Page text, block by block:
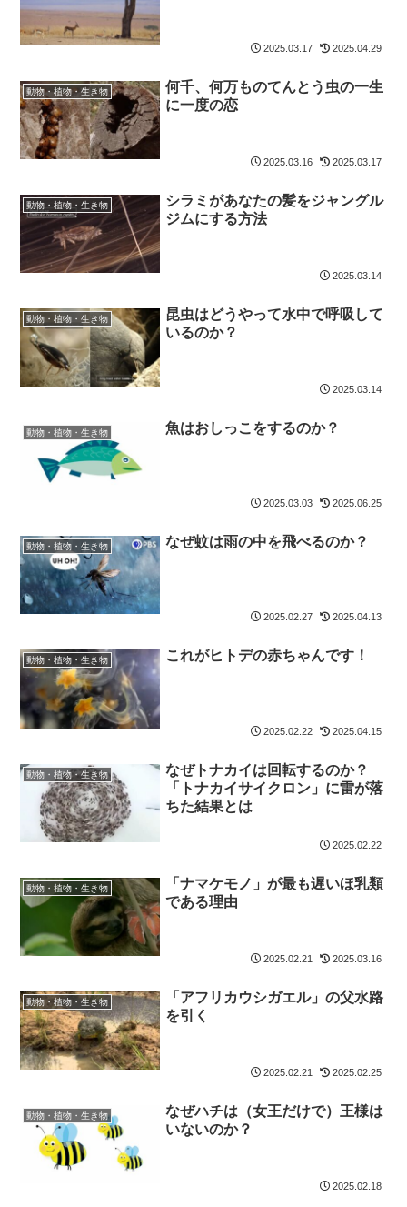
2025.03.17 2025.04.29
動物・植物・生き物
何千、何万ものてんとう虫の一生
に一度の恋
2025.03.16 2025.03.17
動物・植物・生き物
シラミがあなたの髪をジャングル
ジムにする方法
2025.03.14
動物・植物・生き物
昆虫はどうやって水中で呼吸して
いるのか？
2025.03.14
動物・植物・生き物 魚はおしっこをするのか？
2025.03.03 2025.06.25
動物・植物・生き物 なぜ蚊は雨の中を飛べるのか？
2025.02.27 2025.04.13
動物・植物・生き物 これがヒトデの赤ちゃんです！
2025.02.22 2025.04.15
動物・植物・生き物
なぜトナカイは回転するのか？
「トナカイサイクロン」に雷が落
ちた結果とは
2025.02.22
動物・植物・生き物
「ナマケモノ」が最も遅いほ乳類
である理由
2025.02.21 2025.03.16
動物・植物・生き物
「アフリカウシガエル」の父水路
を引く
2025.02.21 2025.02.25
動物・植物・生き物
なぜハチは（女王だけで）王様は
いないのか？
2025.02.18